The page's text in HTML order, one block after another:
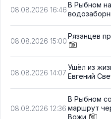
08.08.2026 16:46
В Рыбном
08.08.2026 15:00
Рязанцев
08.08.2026 14:07
Ушёл из
Евгений
08.08.2026 12:36
В Рыбном
маршрут
Вожи